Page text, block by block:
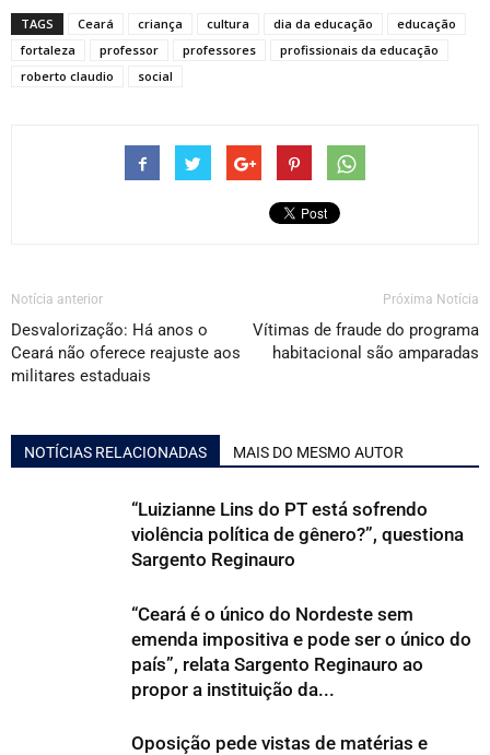
TAGS Ceará criança cultura dia da educação
educação
fortaleza
professor professores
profissionais da educação
roberto claudio
social
Notícia anterior
Desvalorização: Há anos o
Ceará não oferece reajuste aos
militares estaduais
Próxima Notícia
Vítimas de fraude do programa
habitacional são amparadas
NOTÍCIAS RELACIONADAS MAIS DO MESMO AUTOR
“Luizianne Lins do PT está sofrendo
violência política de gênero?”, questiona
Sargento Reginauro
“Ceará é o único do Nordeste sem
emenda impositiva e pode ser o único do
país”, relata Sargento Reginauro ao
propor a instituição da...
Oposição pede vistas de matérias e